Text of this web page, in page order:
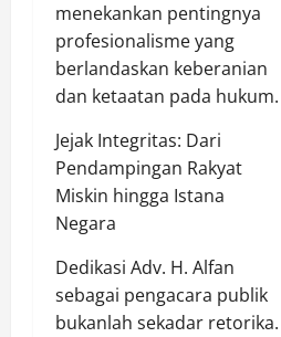
menekankan pentingnya
profesionalisme yang
berlandaskan keberanian
dan ketaatan pada hukum.
Jejak Integritas: Dari
Pendampingan Rakyat
Miskin hingga Istana
Negara
Dedikasi Adv. H. Alfan
sebagai pengacara publik
bukanlah sekadar retorika.